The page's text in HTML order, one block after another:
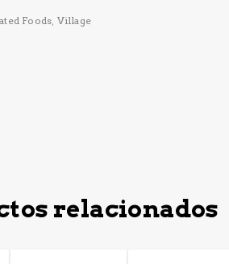
Foods, Village
relacionados